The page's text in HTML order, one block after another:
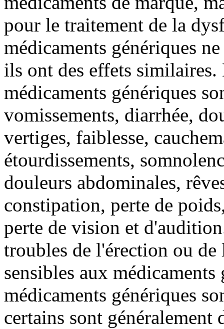
pour le traitement de la
médicaments génériques
ils ont des effets similaires.
médicaments génériques
vomissements, diarrhée,
vertiges, faiblesse,
étourdissements,
douleurs abdominales,
constipation, perte de
perte de vision et
troubles de l'érection ou
sensibles aux
médicaments génériques
certains sont généralement